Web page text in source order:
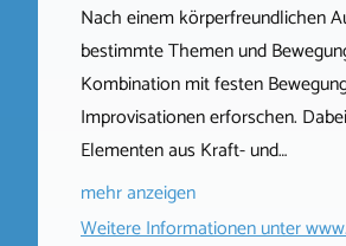
Nach einem körperfreundlichen
bestimmte Themen und
Kombination mit festen
Improvisationen erforschen.
Elementen aus Kraft- und…
mehr anzeigen
Weitere Informationen unter